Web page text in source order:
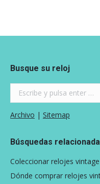
Busque su reloj
Archivo | Sitemap
Búsquedas
Coleccionar relojes
Dónde comprar relojes